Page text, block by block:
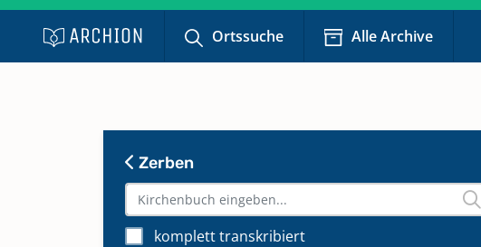
Ortssuche Alle Archive
Zerben
komplett transkribiert